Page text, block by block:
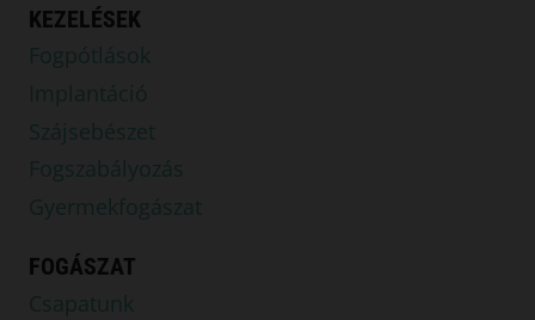
KEZELÉSEK
Fogpótlások
Implantáció
Szájsebészet
Fogszabályozás
Gyermekfogászat
FOGÁSZAT
Csapatunk